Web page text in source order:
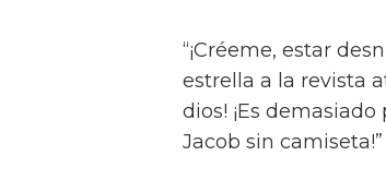
“¡Créeme, estar
estrella a la revista
dios! ¡Es
Jacob sin camiseta!”